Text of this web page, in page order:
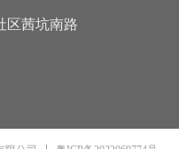
区茜坑南路